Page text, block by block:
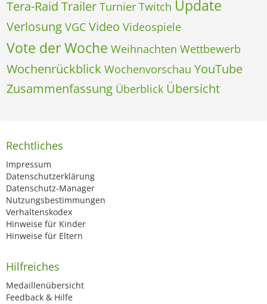
Tera-Raid Trailer Turnier Twitch Update
Verlosung VGC Video Videospiele
Vote der Woche Weihnachten Wettbewerb
Wochenrückblick Wochenvorschau YouTube
Zusammenfassung Überblick Übersicht
Rechtliches
Impressum
Datenschutzerklärung
Datenschutz-Manager
Nutzungsbestimmungen
Verhaltenskodex
Hinweise für Kinder
Hinweise für Eltern
Hilfreiches
Medaillenübersicht
Feedback & Hilfe